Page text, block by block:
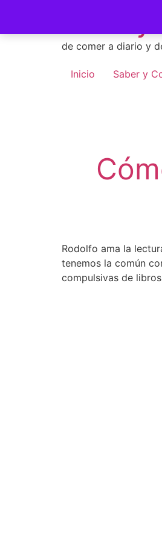
content
Saber
de comer a diario y
Inicio Saber y
Rodolfo ama la
tenemos la común
compulsivas de